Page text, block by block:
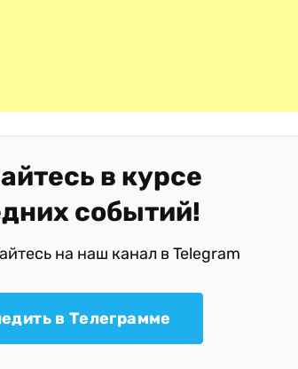
в курсе
событий!
на наш канал в Telegram
в Телеграмме